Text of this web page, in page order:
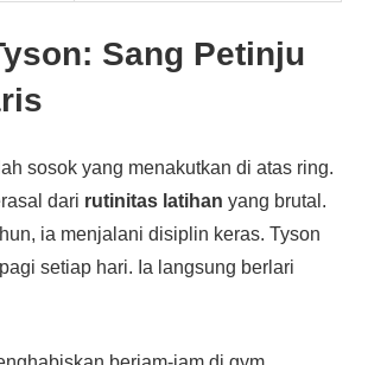
Sang Petinju
sosok yang menakutkan di atas ring.
dari rutinitas latihan yang brutal.
ia menjalani disiplin keras. Tyson
setiap hari. Ia langsung berlari